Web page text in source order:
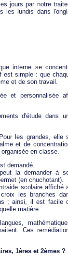
jours par notre
les lundis dans
interne se
est simple : que
et de son travail.
et personnalisée
d'étude dans
les grandes, elle
et de
en classe.
demandé.
la demander à
(en chuchotant).
scolaire affiché
les branches
; ainsi, il est facile
matière.
Ces
1ères et 2èmes ?